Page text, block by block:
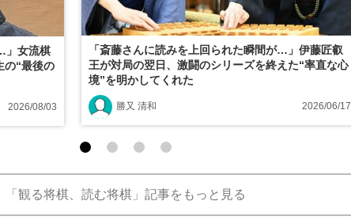
」女流棋
の“最後の
2026/08/03
「斎藤さんに読みを上回られた瞬間が…」伊藤匠叡
王が対局の翌日、激闘のシリーズを終えた“率直な心
境”を明かしてくれた
勝又 清和 2026/06/17
「観る将棋、読む将棋」記事をもっと見る